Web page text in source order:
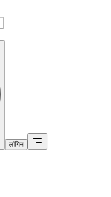
लॉगिन